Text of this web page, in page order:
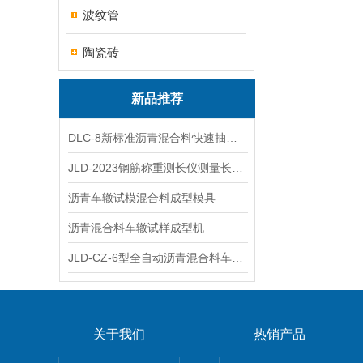
波纹管
陶瓷砖
新品推荐
沥青车辙试模混合料成型模具
沥青混合料车辙试样成型机
关于我们 热销产品